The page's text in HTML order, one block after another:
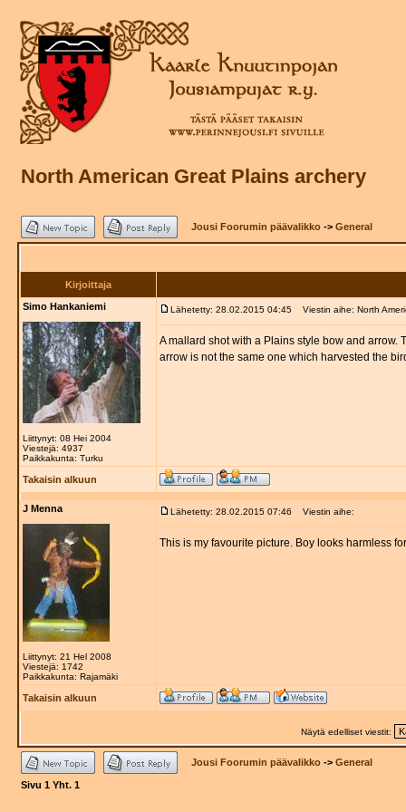
North American Great Plains archery
Jousi Foorumin päävalikko -> General
Kirjoittaja
Simo Hankaniemi
Liittynyt: 08 Hei 2004
Viestejä: 4937
Paikkakunta: Turku
Lähetetty: 28.02.2015 04:45 Viestin aihe: North
A mallard shot with a Plains style bow and arrow.
arrow is not the same one which harvested the
Takaisin alkuun
J Menna
Liittynyt: 21 Hel 2008
Viestejä: 1742
Paikkakunta: Rajamäki
Lähetetty: 28.02.2015 07:46 Viestin aihe:
This is my favourite picture. Boy looks harmless
Takaisin alkuun
Näytä edelliset viestit:
Jousi Foorumin päävalikko -> General
Sivu 1 Yht. 1